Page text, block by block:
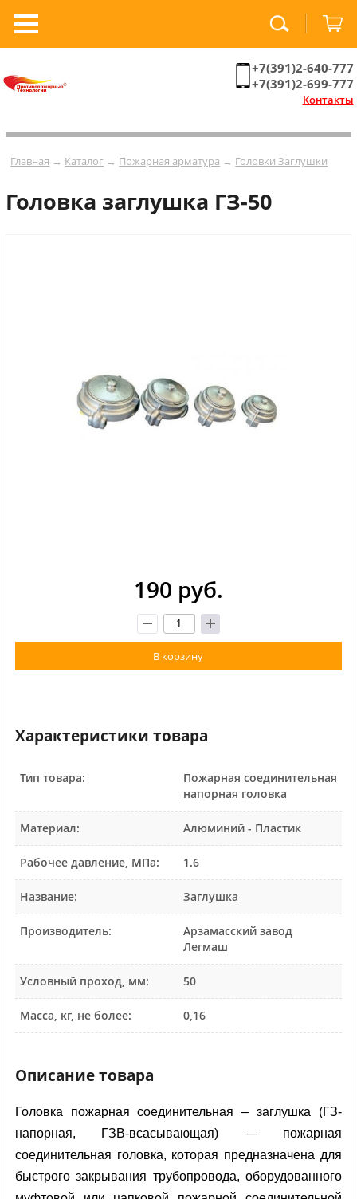
+7(391)2-640-777
+7(391)2-699-777
Контакты
Главная → Каталог → Пожарная арматура → Головки Заглушки
Головка заглушка ГЗ-50
190 руб.
В корзину
Характеристики товара
Тип товара:
Пожарная соединительная
напорная головка
Материал: Алюминий - Пластик
Рабочее давление, МПа: 1.6
Название: Заглушка
Производитель:
Арзамасский завод
Легмаш
Условный проход, мм: 50
Масса, кг, не более: 0,16
Описание товара
Головка пожарная соединительная – заглушка (ГЗ-
напорная, ГЗВ-всасывающая) — пожарная
соединительная головка, которая предназначена для
быстрого закрывания трубопровода, оборудованного